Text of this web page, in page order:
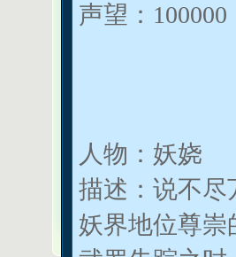
声望：100000
人物：妖娆
描述：说不尽
妖界地位尊